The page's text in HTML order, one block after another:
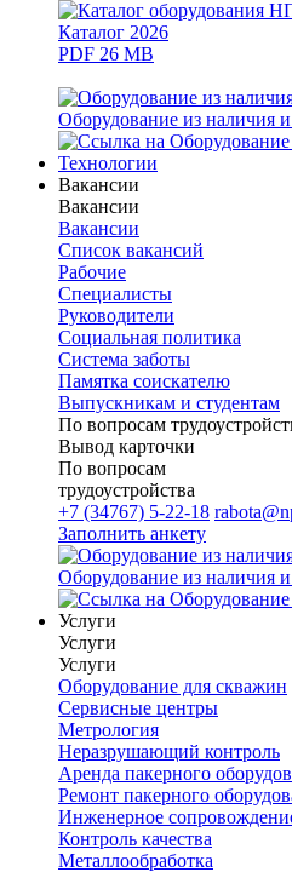
Каталог 2026
PDF 26 MB
Оборудование из наличия
Технологии
Вакансии
Вакансии
Вакансии
Список вакансий
Рабочие
Специалисты
Руководители
Cоциальная политика
Система заботы
Памятка соискателю
Выпускникам и студентам
По вопросам
Вывод карточки
По вопросам
трудоустройства
+7 (34767) 5-22-18
Заполнить анкету
Оборудование из наличия
Услуги
Услуги
Услуги
Оборудование для скважин
Сервисные центры
Метрология
Неразрушающий контроль
Аренда пакерного
Ремонт пакерного
Инженерное
Контроль качества
Металлообработка